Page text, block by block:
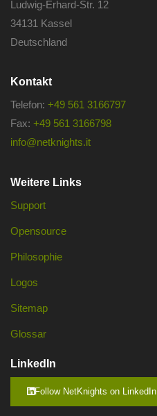
Ludwig-Erhard-Str. 12
34131 Kassel
Deutschland
Kontakt
Telefon: +49 561 3166797
Fax: +49 561 3166798
info@netknights.it
Weitere Links
Support
Opensource
Philosophie
Logos
Sitemap
Glossar
LinkedIn
Follow NetKnights on LinkedIn